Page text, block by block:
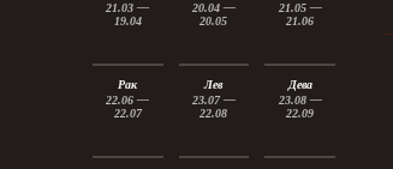
21.03 —
19.04
20.04 —
20.05
21.05 —
21.06
Рак
22.06 —
22.07
Лев
23.07 —
22.08
Дева
23.08 —
22.09